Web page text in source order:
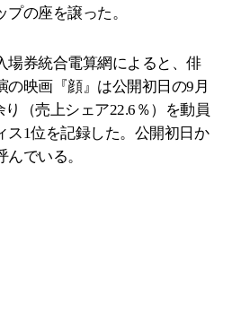
の座を譲った。
場券統合電算網によると、俳
映画『顔』は公開初日の9月
り（売上シェア22.6％）を動員
ス1位を記録した。公開初日か
でいる。